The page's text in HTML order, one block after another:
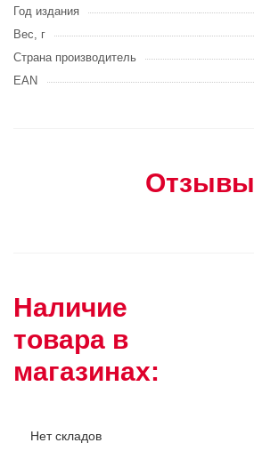
Год издания
Вес, г
Страна производитель
EAN
Отзывы
Наличие
товара в
магазинах:
Нет складов